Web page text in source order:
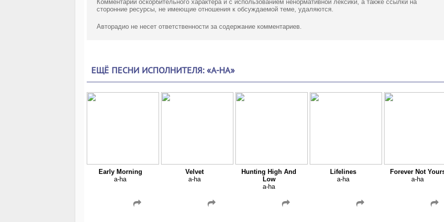
Комментарии оскорбительного характера и с использованием ненормативной лексики,а также ссылки на
сторонние ресурсы, не имеющие отношения к обсуждаемой теме, удаляются.
Авторадио не несет ответственности за содержание комментариев.
ЕЩЁ ПЕСНИ ИСПОЛНИТЕЛЯ: «A-HA»
Early Morning
a-ha
Velvet
a-ha
Hunting High And
Low
a-ha
Lifelines
a-ha
Forever Not
a-ha